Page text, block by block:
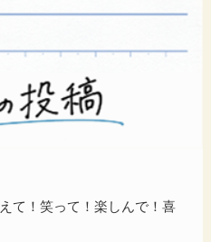
て！笑って！楽しんで！喜